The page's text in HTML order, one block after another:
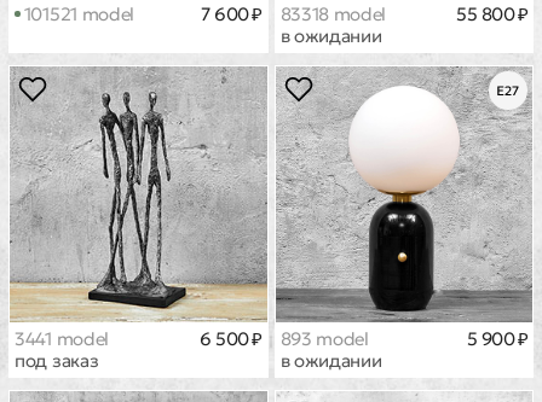
101521 model 7 600 ₽
83318 model
в ожидании
55 800 ₽
3441 model
под заказ
6 500 ₽
893 model
в ожидании
5 900 ₽